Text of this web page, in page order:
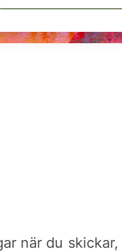
när du